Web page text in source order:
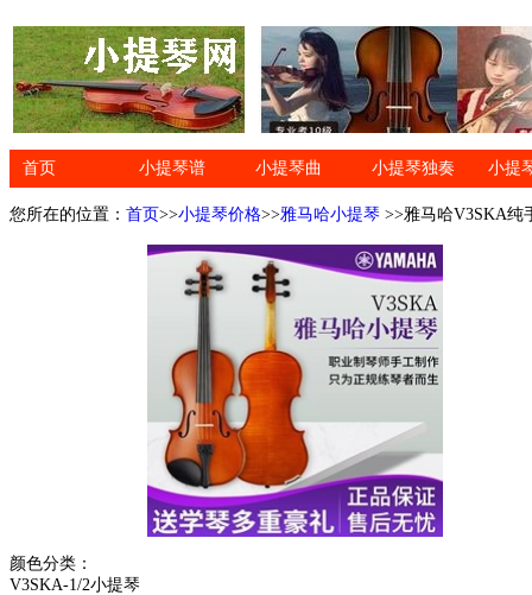
首页 小提琴谱 小提琴曲 小提琴独奏 小提
您所在的位置： 首页>>小提琴价格>>雅马哈小提琴 >>雅马哈V3SKA纯
颜色分类：
V3SKA-1/2小提琴